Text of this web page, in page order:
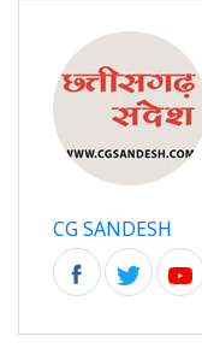
CG SANDESH